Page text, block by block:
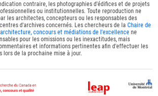
contraire, les photographies d'édifices et de projets
ou institutionnelles. Toute reproduction ne
les architectes, concepteurs ou les responsables des
d'archives concernés. Les chercheurs de laChaire de
concours et médiations de l'excellence ne
pour les omissions ou les inexactitudes, mais
et informations pertinentes afin d'effectuer les
lors de la prochaine mise à jour.